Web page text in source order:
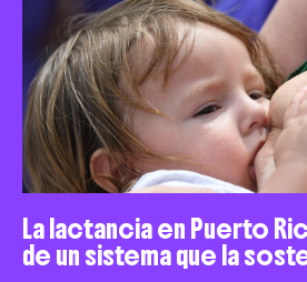
La lactancia en Puerto
de un sistema que la